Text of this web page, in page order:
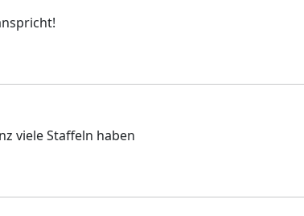
viele Staffeln haben